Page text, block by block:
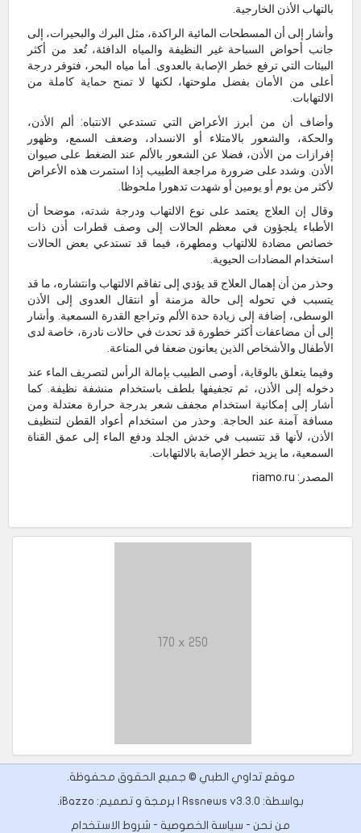
بالتهاب الأذن الخارجية.
وأشار إلى أن المسطحات المائية الراكدة، مثل البرك والبحيرات، إلى
جانب أحواض السباحة غير النظيفة والمياه الدافئة، تُعد من أكثر
البيئات التي ترفع خطر الإصابة بالعدوى. أما مياه البحر، فتوفر درجة
أعلى من الأمان بفضل ملوحتها، لكنها لا تمنح حماية كاملة من
الالتهابات.
وأضاف أن من أبرز الأعراض التي تستدعي الانتباه: ألم الأذن،
والحكة، والشعور بالامتلاء أو الانسداد، وضعف السمع، وظهور
إفرازات من الأذن، فضلا عن الشعور بالألم عند الضغط على صيوان
الأذن. وشدد على ضرورة مراجعة الطبيب إذا استمرت هذه الأعراض
لأكثر من يوم أو يومين أو شهدت تدهورا ملحوظا.
وقال إن العلاج يعتمد على نوع الالتهاب ودرجة شدته، موضحا أن
الأطباء يلجؤون في معظم الحالات إلى وصف قطرات أذن ذات
خصائص مضادة للالتهاب ومطهرة، فيما قد تستدعي بعض الحالات
استخدام المضادات الحيوية.
وحذر من أن إهمال العلاج قد يؤدي إلى تفاقم الالتهاب وانتشاره، ما قد
يتسبب في تحوله إلى حالة مزمنة أو انتقال العدوى إلى الأذن
الوسطى، إضافة إلى زيادة حدة الألم وتراجع القدرة السمعية. وأشار
إلى أن مضاعفات أكثر خطورة قد تحدث في حالات نادرة، خاصة لدى
الأطفال والأشخاص الذين يعانون ضعفا في المناعة.
وفيما يتعلق بالوقاية، أوصى الطبيب بإمالة الرأس لتصريف الماء عند
دخوله إلى الأذن، ثم تجفيفها بلطف باستخدام منشفة نظيفة. كما
أشار إلى إمكانية استخدام مجفف شعر بدرجة حرارة معتدلة ومن
مسافة آمنة عند الحاجة. وحذر من استخدام أعواد القطن لتنظيف
الأذن، لأنها قد تتسبب في خدش الجلد ودفع الماء إلى عمق القناة
السمعية، ما يزيد خطر الإصابة بالالتهابات.
المصدر: riamo.ru
170 x 250
موقع تداوي الطبي © جميع الحقوق محفوظة.
بواسطة: Rssnews v3.3.0 | برمجة و تصميم:
iBazzo
.
من نحن - سياسة الخصوصية - شروط الاستخدام